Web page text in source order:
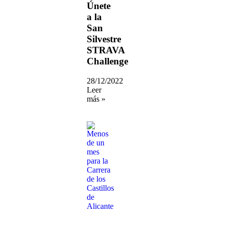
Únete
a la
San
Silvestre
STRAVA
Challenge
28/12/2022
Leer
más »